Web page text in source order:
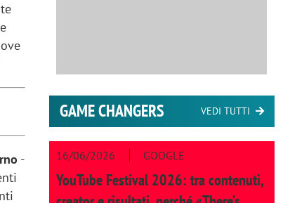
-
GAME CHANGERS VEDI TUTTI
16/06/2026 GOOGLE
YouTube Festival 2026: tra contenuti,